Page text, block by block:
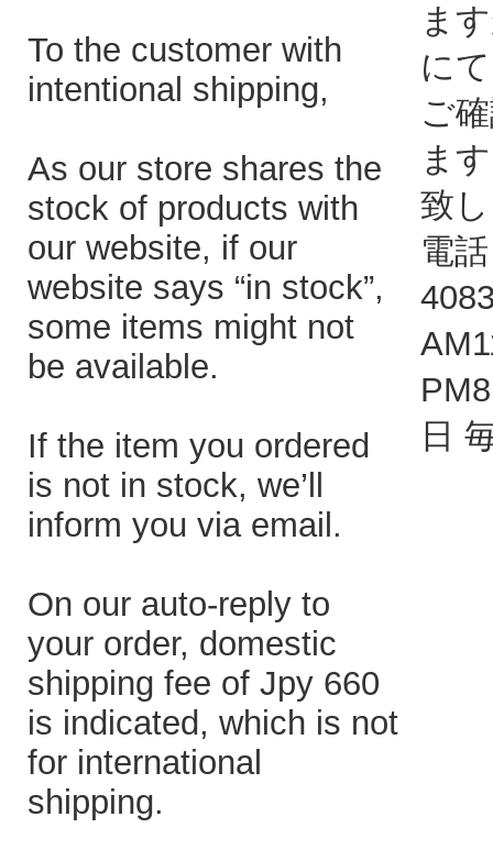
To the customer with
intentional shipping,
As our store shares the
stock of products with
our website, if our
website says “in stock”,
some items might not
be available.
If the item you ordered
is not in stock, we’ll
inform you via email.
On our auto-reply to
your order, domestic
shipping fee of Jpy 660
is indicated, which is not
for international
shipping.
ま
に
ご
ま
致
電
日